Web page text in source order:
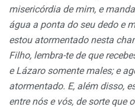
misericórdia de mim, e
água a ponta do seu dedo e
estou atormentado nesta
Filho, lembra-te de que
e Lázaro somente males; e
atormentado. E, além disso,
entre nós e vós, de sorte que